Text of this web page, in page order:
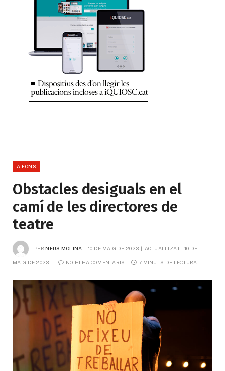
A FONS
Obstacles desiguals en el
camí de les directores de
teatre
PER NEUS MOLINA 10 DE MAIG DE 2023 ACTUALITZAT: 10 DE
MAIG DE 2023 NO HI HA COMENTARIS 7 MINUTS DE LECTURA